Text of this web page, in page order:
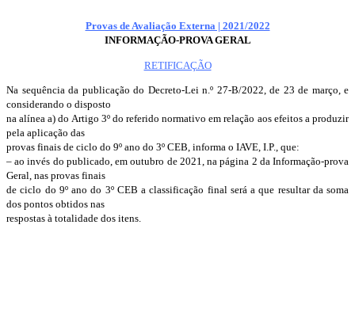
Provas de Avaliação Externa | 2021/2022
INFORMAÇÃO-PROVA GERAL
RETIFICAÇÃO
Na sequência da publicação do Decreto-Lei n.º 27-B/2022, de 23 de março, e
considerando o disposto
na alínea a) do Artigo 3º do referido normativo em relação aos efeitos a produzir
pela aplicação das
provas finais de ciclo do 9º ano do 3º CEB, informa o IAVE, I.P., que:
– ao invés do publicado, em outubro de 2021, na página 2 da Informação-prova
Geral, nas provas finais
de ciclo do 9º ano do 3º CEB a classificação final será a que resultar da soma
dos pontos obtidos nas
respostas à totalidade dos itens.